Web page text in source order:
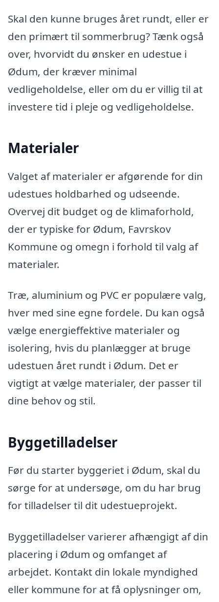
Skal den kunne bruges året rundt, eller er
den primært til sommerbrug? Tænk også
over, hvorvidt du ønsker en udestue i
Ødum, der kræver minimal
vedligeholdelse, eller om du er villig til at
investere tid i pleje og vedligeholdelse.
Materialer
Valget af materialer er afgørende for din
udestues holdbarhed og udseende.
Overvej dit budget og de klimaforhold,
der er typiske for Ødum, Favrskov
Kommune og omegn i forhold til valg af
materialer.
Træ, aluminium og PVC er populære valg,
hver med sine egne fordele. Du kan også
vælge energieffektive materialer og
isolering, hvis du planlægger at bruge
udestuen året rundt i Ødum. Det er
vigtigt at vælge materialer, der passer til
dine behov og stil.
Byggetilladelser
Før du starter byggeriet i Ødum, skal du
sørge for at undersøge, om du har brug
for tilladelser til dit udestueprojekt.
Byggetilladelser varierer afhængigt af din
placering i Ødum og omfanget af
arbejdet. Kontakt din lokale myndighed
eller kommune for at få oplysninger om,